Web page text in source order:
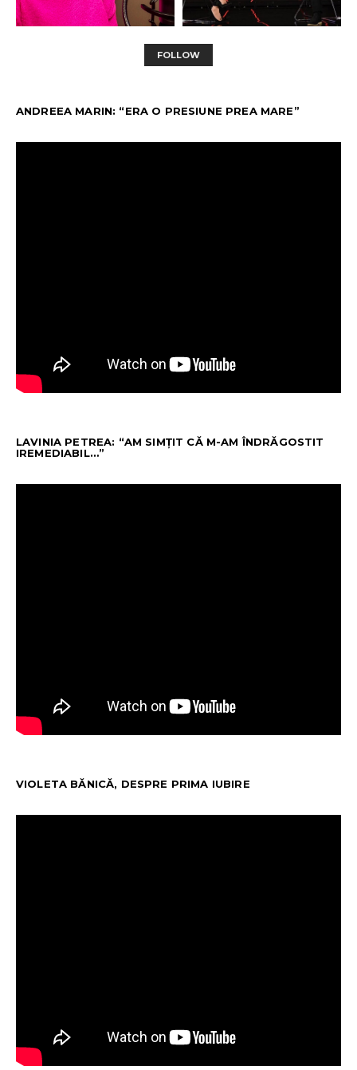
FOLLOW
ANDREEA MARIN: “ERA O PRESIUNE PREA MARE”
LAVINIA PETREA: “AM SIMȚIT CĂ M-AM ÎNDRĂGOSTIT
IREMEDIABIL…”
VIOLETA BĂNICĂ, DESPRE PRIMA IUBIRE